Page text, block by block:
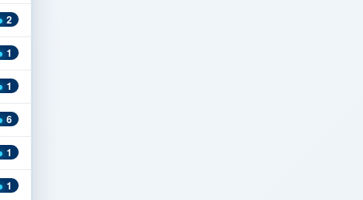
2
1
1
6
1
1